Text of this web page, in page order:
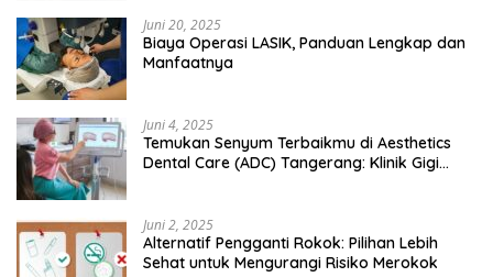
Juni 20, 2025
Biaya Operasi LASIK, Panduan Lengkap dan
Manfaatnya
Juni 4, 2025
Temukan Senyum Terbaikmu di Aesthetics
Dental Care (ADC) Tangerang: Klinik Gigi
Juni 2, 2025
Alternatif Pengganti Rokok: Pilihan Lebih
Sehat untuk Mengurangi Risiko Merokok